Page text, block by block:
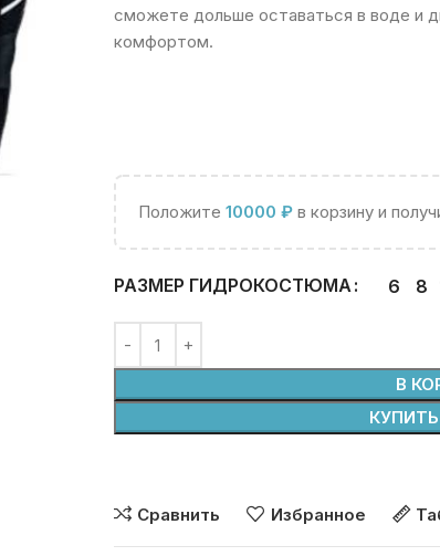
сможете дольше оставаться в воде и
комфортом.
Положите 10000 ₽в корзину и
РАЗМЕР ГИДРОКОСТЮМА 6 8
В
КУПИТЬ
Сравнить Избранное